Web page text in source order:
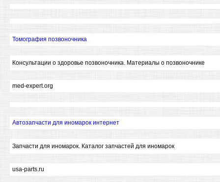
Томография позвоночника
Консультации о здоровье позвоночника. Материалы о позвоночнике
med-expert.org
Автозапчасти для иномарок интернет
Запчасти для иномарок. Каталог запчастей для иномарок
usa-parts.ru